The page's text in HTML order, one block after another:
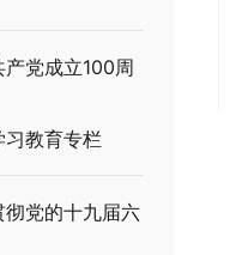
产党成立100周
习教育专栏
彻党的十九届六